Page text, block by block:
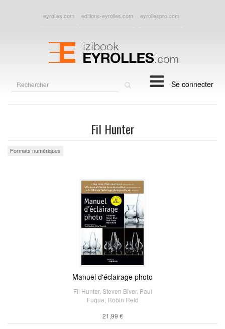
eyrolles.com editions-eyrolles.com eyrollespro.com
Se connecter
Fil Hunter
Formats numériques
Manuel d'éclairage photo
Fil Hunter, Steven Biver, Paul
Fuqua Robin Reid
21,99 €